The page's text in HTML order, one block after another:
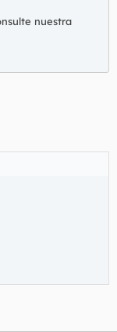
nuestra